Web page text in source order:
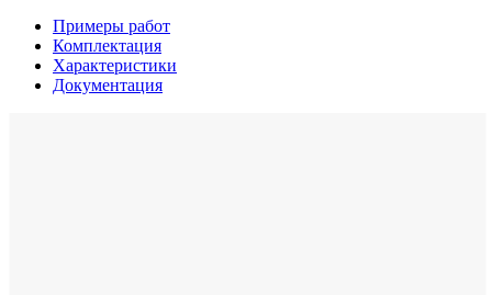
Примеры работ
Комплектация
Характеристики
Документация